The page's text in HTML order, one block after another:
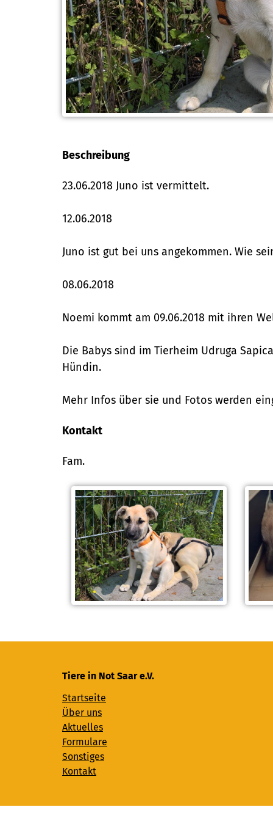
Beschreibung
23.06.2018 Juno ist vermittelt.
12.06.2018
Juno ist gut bei uns angekommen. Wie
08.06.2018
Noemi kommt am 09.06.2018 mit ihren
Die Babys sind im Tierheim Udruga
Hündin.
Mehr Infos über sie und Fotos werden
Kontakt
Fam.
Tiere in Not Saar e.V.
Startseite
Über uns
Aktuelles
Formulare
Sonstiges
Kontakt